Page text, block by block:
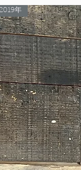
2019年